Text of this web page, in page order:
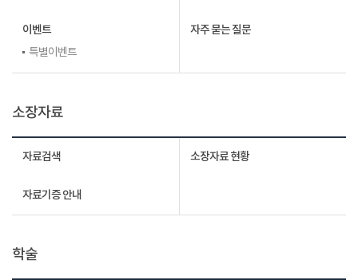
이벤트
특별이벤트
자주 묻는 질문
소장자료
자료검색 소장자료 현황
자료기증 안내
학술